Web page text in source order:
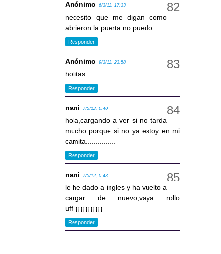
Anónimo 6/3/12, 17:33
necesito que me digan como
abrieron la puerta no puedo
Responder
Anónimo 9/3/12, 23:58
holitas
Responder
nani 7/5/12, 0:40
hola,cargando a ver si no tarda
mucho porque si no ya estoy en mi
camita...............
Responder
nani 7/5/12, 0:43
le he dado a ingles y ha vuelto a
cargar de nuevo,vaya rollo
uff¡¡¡¡¡¡¡¡¡¡¡¡
Responder